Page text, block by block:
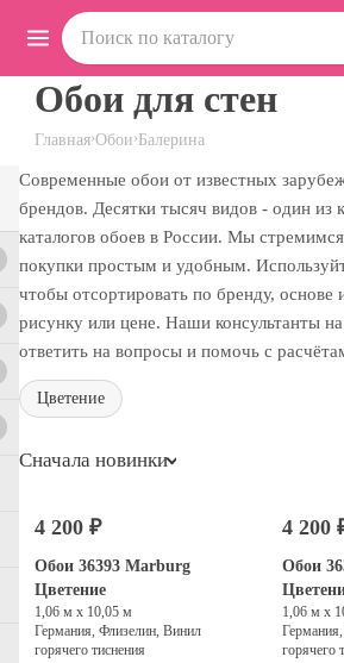
Главная›Обои›Балерина
Обои для стен
Современные обои от известных
брендов. Десятки тысяч видов - один из
каталогов обоев в России. Мы
покупки простым и удобным.
чтобы отсортировать по бренду, основе
рисунку или цене. Наши консультанты
ответить на вопросы и помочь с
Цветение
Сначала новинки
4 200 ₽
Обои 36393 Marburg
Цветение
1,06 м х 10,05 м
Германия, Флизелин, Винил
горячего тиснения
4 200
Обои
1,06 м х
горячего